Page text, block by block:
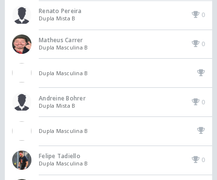
Renato Pereira
Dupla Mista B 0
Matheus Carrer
Dupla Masculina B 0
Dupla Masculina B
Andreine Bohrer
Dupla Mista B 0
Dupla Masculina B
Felipe Tadiello
Dupla Masculina B 0